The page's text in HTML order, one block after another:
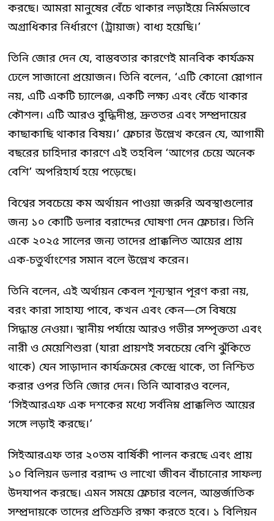
করছে। আমরা মানুষের বেঁচে থাকার লড়াইয়ে নির্মমভাবে
অগ্রাধিকার নির্ধারণে (ট্রায়াজ) বাধ্য হয়েছি।’
তিনি জোর দেন যে, বাস্তবতার কারণেই মানবিক কার্যক্রম
ঢেলে সাজানো প্রয়োজন। তিনি বলেন, ‘এটি কোনো স্লোগান
নয়, এটি একটি চ্যালেঞ্জ, একটি লক্ষ্য এবং বেঁচে থাকার
কৌশল। এটি আরও বুদ্ধিদীপ্ত, দ্রুততর এবং সম্প্রদায়ের
কাছাকাছি থাকার বিষয়।’ ফ্লেচার উল্লেখ করেন যে, আগামী
বছরের চাহিদার কারণে এই তহবিল ‘আগের চেয়ে অনেক
বেশি’ অপরিহার্য হয়ে পড়েছে।
বিশ্বের সবচেয়ে কম অর্থায়ন পাওয়া জরুরি অবস্থাগুলোর
জন্য ১০ কোটি ডলার বরাদ্দের ঘোষণা দেন ফ্লেচার। তিনি
একে ২০২৫ সালের জন্য তাদের প্রাক্কলিত আয়ের প্রায়
এক-চতুর্থাংশের সমান বলে উল্লেখ করেন।
তিনি বলেন, এই অর্থায়ন কেবল শূন্যস্থান পূরণ করা নয়,
বরং কারা সাহায্য পাবে, কখন এবং কেন—সে বিষয়ে
সিদ্ধান্ত নেওয়া। স্থানীয় পর্যায়ে আরও গভীর সম্পৃক্ততা এবং
নারী ও মেয়েশিশুরা (যারা প্রায়শই সবচেয়ে বেশি ঝুঁকিতে
থাকে) যেন সাড়াদান কার্যক্রমের কেন্দ্রে থাকে, তা নিশ্চিত
করার ওপর তিনি জোর দেন। তিনি আবারও বলেন,
‘সিইআরএফ এক দশকের মধ্যে সর্বনিম্ন প্রাক্কলিত আয়ের
সঙ্গে লড়াই করছে।’
সিইআরএফ তার ২০তম বার্ষিকী পালন করছে এবং প্রায়
১০ বিলিয়ন ডলার বরাদ্দ ও লাখো জীবন বাঁচানোর সাফল্য
উদযাপন করছে। এমন সময়ে ফ্লেচার বলেন, আন্তর্জাতিক
সম্প্রদায়কে তাদের প্রতিশ্রুতি রক্ষা করতে হবে। ১ বিলিয়ন